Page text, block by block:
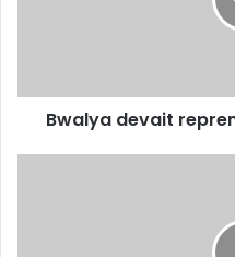
Bwalya devait